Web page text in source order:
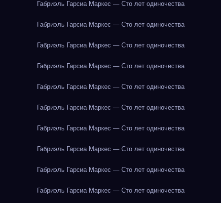
Габриэль Гарсиа Маркес — Сто лет одиночества
Габриэль Гарсиа Маркес — Сто лет одиночества
Габриэль Гарсиа Маркес — Сто лет одиночества
Габриэль Гарсиа Маркес — Сто лет одиночества
Габриэль Гарсиа Маркес — Сто лет одиночества
Габриэль Гарсиа Маркес — Сто лет одиночества
Габриэль Гарсиа Маркес — Сто лет одиночества
Габриэль Гарсиа Маркес — Сто лет одиночества
Габриэль Гарсиа Маркес — Сто лет одиночества
Габриэль Гарсиа Маркес — Сто лет одиночества